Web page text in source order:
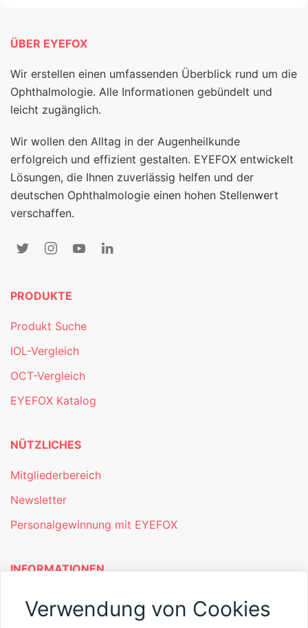
ÜBER EYEFOX
Wir erstellen einen umfassenden Überblick rund um die
Ophthalmologie. Alle Informationen gebündelt und
leicht zugänglich.
Wir wollen den Alltag in der Augenheilkunde
erfolgreich und effizient gestalten. EYEFOX entwickelt
Lösungen, die Ihnen zuverlässig helfen und der
deutschen Ophthalmologie einen hohen Stellenwert
verschaffen.
PRODUKTE
Produkt Suche
IOL-Vergleich
OCT-Vergleich
EYEFOX Katalog
NÜTZLICHES
Mitgliederbereich
Newsletter
Personalgewinnung mit EYEFOX
INFORMATIONEN
Was ist EYEFOX – Ihre Möglichkeiten
Verwendung von Cookies